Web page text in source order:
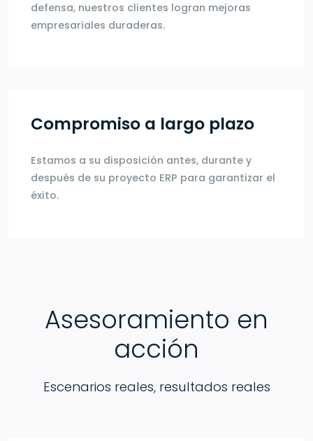
defensa, nuestros clientes logran mejoras
empresariales duraderas.
Compromiso a largo plazo
Estamos a su disposición antes, durante y
después de su proyecto ERP para garantizar el
éxito.
Asesoramiento en
acción
Escenarios reales, resultados reales